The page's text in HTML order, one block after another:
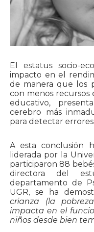
El estatus socio-
impacto en el
de manera que los
con menos recursos
educativo,
cerebro más
para detectar errores.
A esta conclusión
liderada por la
participaron 88
directora del
departamento de
UGR, se ha
crianza (la
impacta en el
niños desde bien